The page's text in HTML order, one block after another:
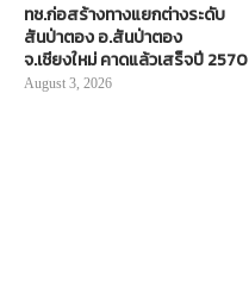
ทช.ก่อสร้างทางแยกต่างระดับ
สันป่าตอง อ.สันป่าตอง
จ.เชียงใหม่ คาดแล้วเสร็จปี 2570
August 3, 2026